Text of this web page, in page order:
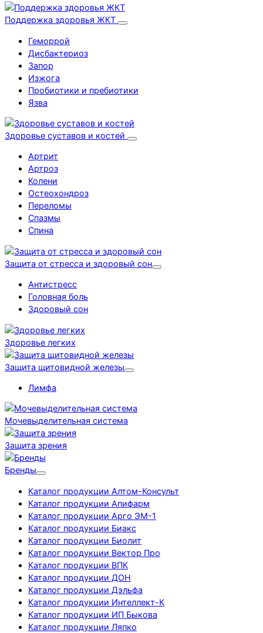
Поддержка здоровья ЖКТ
Геморрой
Дисбактериоз
Запор
Изжога
Пробиотики и пребиотики
Язва
Здоровье суставов и костей
Артрит
Артроз
Колени
Остеохондроз
Переломы
Спазмы
Спина
Защита от стресса и здоровый сон
Антистресс
Головная боль
Здоровый сон
Здоровье легких
Защита щитовидной железы
Лимфа
Мочевыделительная система
Защита зрения
Бренды
Каталог продукции Алтом-Консульт
Каталог продукции Апифарм
Каталог продукции Арго ЭМ-1
Каталог продукции Биакс
Каталог продукции Биолит
Каталог продукции Вектор Про
Каталог продукции ВПК
Каталог продукции ДОН
Каталог продукции Дэльфа
Каталог продукции Интеллект-К
Каталог продукции ИП Быкова
Каталог продукции Ляпко